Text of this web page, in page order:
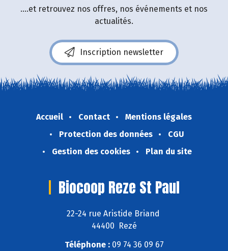
....et retrouvez nos offres, nos événements et nos
actualités.
Inscription newsletter
Accueil Contact
Mentions légales
Protection des données
CGU
Gestion des cookies
Plan du site
Biocoop Reze St Paul
22-24 rue Aristide Briand
44400 Rezé
Téléphone :09 74 36 09 67